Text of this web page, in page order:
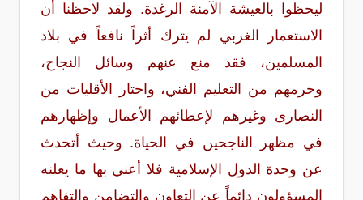
ليحظوا بالعيشة الآمنة الرغدة. ولقد لاحظنا أن
الاستعمار الغربي لم يترك أثراً نافعاً في بلاد
المسلمين، فقد منع عنهم وسائل النجاح،
وحرمهم من التعليم الفني، واختار الأقليات من
النصارى وغيرهم لإعطائهم الأعمال وإظهارهم
في مظهر الناجحين في الحياة. وحيث أتحدث
عن وحدة الدول الإسلامية فلا أعني بها ما يعلنه
المسؤولون دائماً عن التعاون والتضامن والتفاهم